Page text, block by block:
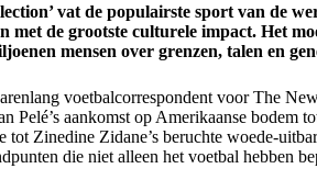
vat de populairste sport van de
met de grootste culturele impact. Het
mensen over grenzen, talen en
voetbalcorrespondent voor The
Pelé’s aankomst op Amerikaanse bodem
Zinedine Zidane’s beruchte woede-
die niet alleen het voetbal hebben